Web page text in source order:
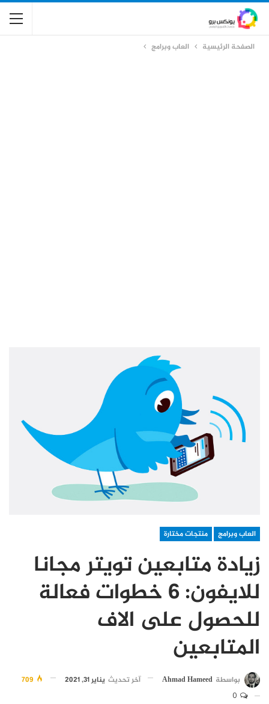
الصفحة الرئيسية العاب وبرامج
العاب وبرامج منتجات مختارة
زيادة متابعين تويتر مجانا
للايفون: 6 خطوات فعالة
للحصول على الاف
المتابعين
بواسطة Ahmad Hameed آخر تحديث يناير 31, 2021